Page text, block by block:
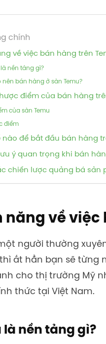
chính
về việc bán hàng trên
là nền tảng gì?
nên bán hàng ở sàn Temu?
điểm của bán hàng
của sàn Temu
điểm
nào để bắt đầu bán hàng
ý quan trọng khi bán
chiến lược quảng bá sản
năng về việc
người thường
ắt hẳn bạn sẽ từng
cho thị trường Mỹ
thức tại Việt Nam.
là nền tảng gì?